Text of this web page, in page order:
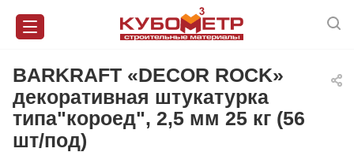
BARKRAFT «DECOR ROCK»
декоративная штукатурка
типа"короед", 2,5 мм 25 кг (56
шт/под)